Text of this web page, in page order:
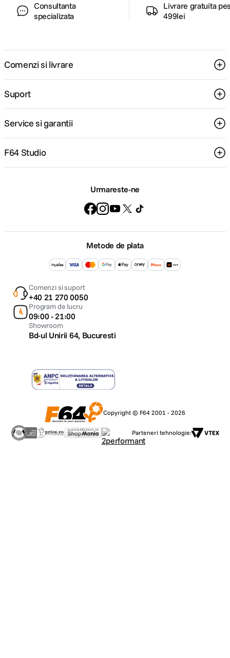
Consultanta
specializata
Livrare gratuita
499lei
Comenzi si livrare
Suport
Service si garantii
F64 Studio
Urmareste-ne
Metode de plata
Comenzi si suport
+40 21 270 0050
Program de lucru
09:00 - 21:00
Showroom
Bd-ul Unirii 64, Bucuresti
Copyright © F64 2001 - 2026
Parteneri tehnologie: